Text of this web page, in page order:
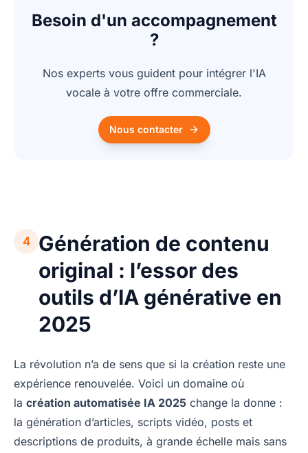
Besoin d'un accompagnement
?
Nos experts vous guident pour intégrer l'IA
vocale à votre offre commerciale.
Nous contacter
4
Génération de contenu
original : l’essor des
outils d’IA générative en
2025
La révolution n’a de sens que si la création reste une
expérience renouvelée. Voici un domaine où
la création automatisée IA 2025 change la donne :
la génération d’articles, scripts vidéo, posts et
descriptions de produits, à grande échelle mais sans